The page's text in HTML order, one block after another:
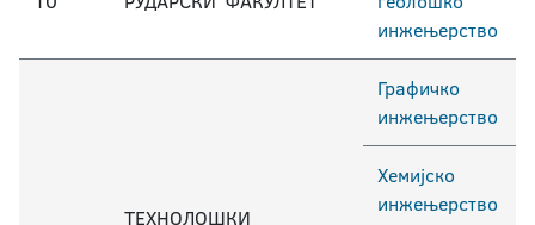
инжењерство
ТЕХНОЛОШКИ
Графичко
инжењерство
Хемијско
инжењерство